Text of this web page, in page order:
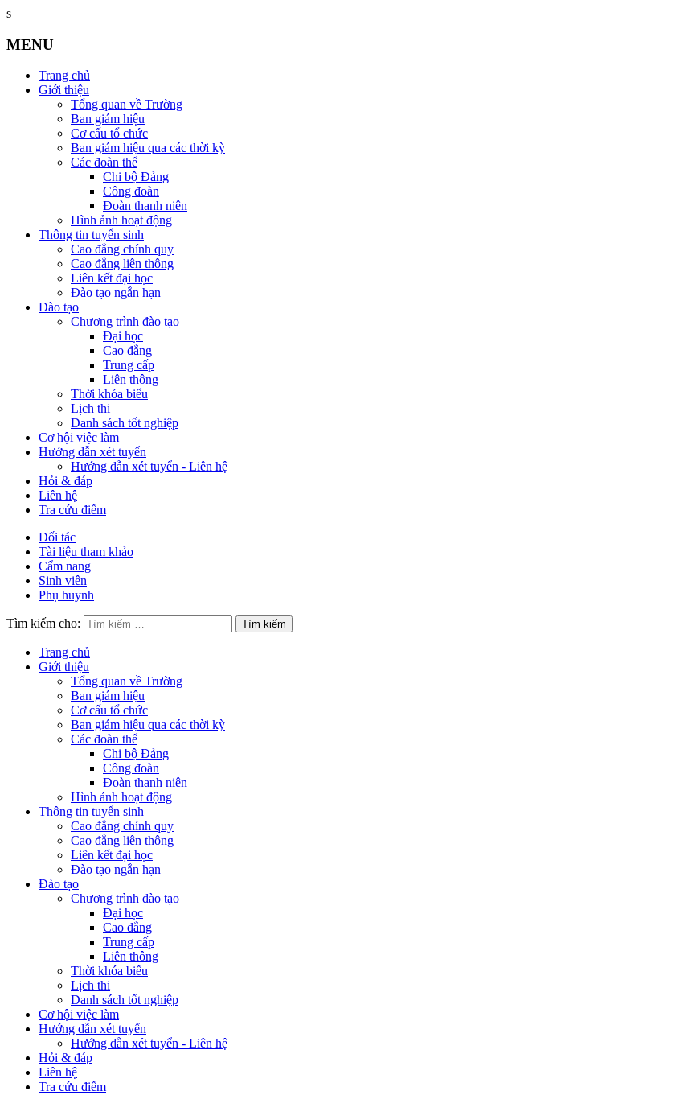
s
MENU
Trang chủ
Giới thiệu
Tổng quan về Trường
Ban giám hiệu
Cơ cấu tổ chức
Ban giám hiệu qua các thời kỳ
Các đoàn thể
Chi bộ Đảng
Công đoàn
Đoàn thanh niên
Hình ảnh hoạt động
Thông tin tuyển sinh
Cao đẳng chính quy
Cao đẳng liên thông
Liên kết đại học
Đào tạo ngắn hạn
Đào tạo
Chương trình đào tạo
Đại học
Cao đẳng
Trung cấp
Liên thông
Thời khóa biểu
Lịch thi
Danh sách tốt nghiệp
Cơ hội việc làm
Hướng dẫn xét tuyển
Hướng dẫn xét tuyển - Liên hệ
Hỏi & đáp
Liên hệ
Tra cứu điểm
Đối tác
Tài liệu tham khảo
Cẩm nang
Sinh viên
Phụ huynh
Tìm kiếm cho:
Trang chủ
Giới thiệu
Tổng quan về Trường
Ban giám hiệu
Cơ cấu tổ chức
Ban giám hiệu qua các thời kỳ
Các đoàn thể
Chi bộ Đảng
Công đoàn
Đoàn thanh niên
Hình ảnh hoạt động
Thông tin tuyển sinh
Cao đẳng chính quy
Cao đẳng liên thông
Liên kết đại học
Đào tạo ngắn hạn
Đào tạo
Chương trình đào tạo
Đại học
Cao đẳng
Trung cấp
Liên thông
Thời khóa biểu
Lịch thi
Danh sách tốt nghiệp
Cơ hội việc làm
Hướng dẫn xét tuyển
Hướng dẫn xét tuyển - Liên hệ
Hỏi & đáp
Liên hệ
Tra cứu điểm